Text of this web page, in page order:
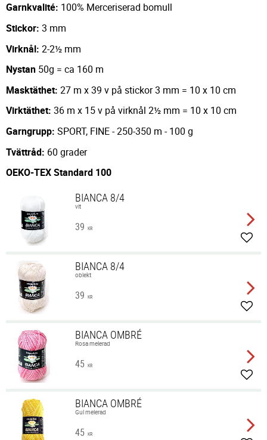
Garnkvalité: 100% Merceriserad bomull
Stickor: 3 mm
Virknål: 2-2½ mm
Nystan 50g = ca 160 m
Masktäthet: 27 m x 39 v på stickor 3 mm = 10 x 10 cm
Virktäthet: 36 m x 15 v på virknål 2½ mm = 10 x 10 cm
Garngrupp: SPORT, FINE - 250-350 m - 100 g
Tvättråd: 60 grader
OEKO-TEX Standard 100
BIANCA 8/4
vit
39 KR
BIANCA 8/4
oblekt
39 KR
BIANCA OMBRÉ
Rosa melerad
45 KR
BIANCA OMBRÉ
Gul melerad
45 KR